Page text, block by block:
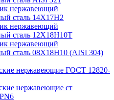
нержавеющий
сталь 14Х17Н2
нержавеющий
сталь 12Х18Н10Т
нержавеющий
сталь 08Х18Н10 (AISI 304)
нержавеющие ГОСТ 12820-
нержавеющие ст